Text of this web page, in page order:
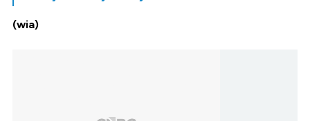
(wia)